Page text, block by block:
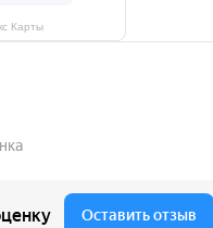
Карты